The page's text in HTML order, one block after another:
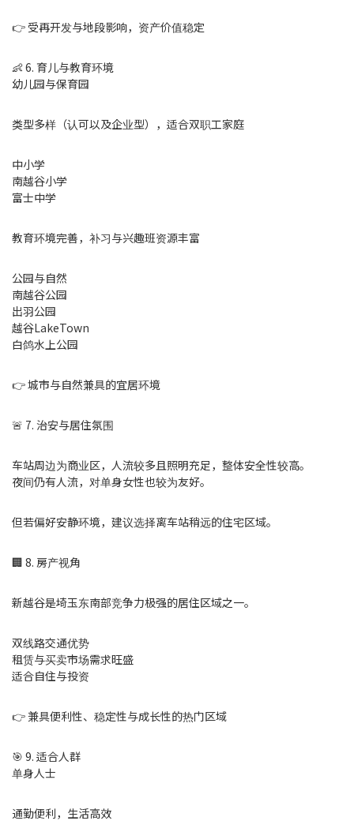
👉 受再开发与地段影响，资产价值稳定
👶 6. 育儿与教育环境
幼儿园与保育园
类型多样（认可以及企业型），适合双职工家庭
中小学
南越谷小学
富士中学
教育环境完善，补习与兴趣班资源丰富
公园与自然
南越谷公园
出羽公园
越谷LakeTown
白鸽水上公园
👉 城市与自然兼具的宜居环境
🚨 7. 治安与居住氛围
车站周边为商业区，人流较多且照明充足，整体安全性较高。
夜间仍有人流，对单身女性也较为友好。
但若偏好安静环境，建议选择离车站稍远的住宅区域。
🏢 8. 房产视角
新越谷是埼玉东南部竞争力极强的居住区域之一。
双线路交通优势
租赁与买卖市场需求旺盛
适合自住与投资
👉 兼具便利性、稳定性与成长性的热门区域
🎯 9. 适合人群
单身人士
通勤便利，生活高效